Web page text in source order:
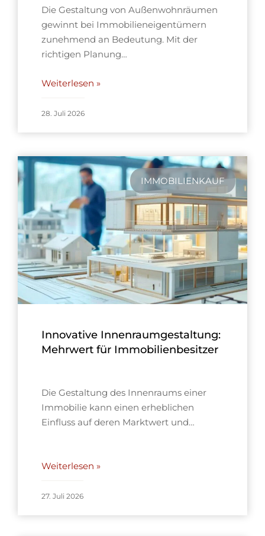
Die Gestaltung von Außenwohnräumen
gewinnt bei Immobilieneigentümern
zunehmend an Bedeutung. Mit der
richtigen Planung…
Weiterlesen »
28. Juli 2026
IMMOBILIENKAUF
Innovative Innenraumgestaltung:
Mehrwert für Immobilienbesitzer
Die Gestaltung des Innenraums einer
Immobilie kann einen erheblichen
Einfluss auf deren Marktwert und…
Weiterlesen »
27. Juli 2026